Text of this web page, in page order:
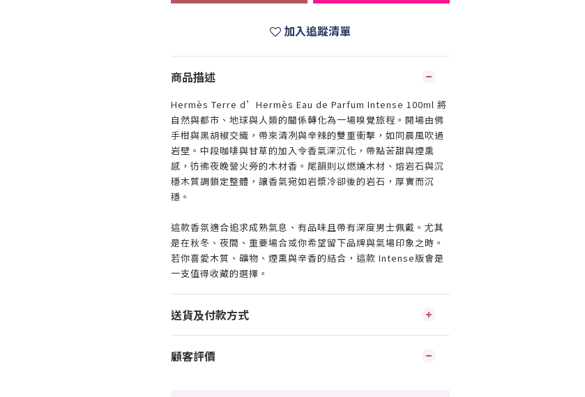
加入追蹤清單
商品描述
Hermès Terre d’Hermès Eau de Parfum Intense 100ml 將
自然與都市、地球與人類的關係轉化為一場嗅覺旅程。開場由佛
手柑與黑胡椒交織，帶來清冽與辛辣的雙重衝擊，如同晨風吹過
岩壁。中段咖啡與甘草的加入令香氣深沉化，帶點苦甜與煙熏
感，彷彿夜晚營火旁的木材香。尾韻則以燃燒木材、熔岩石與沉
穩木質調鎖定整體，讓香氣宛如岩漿冷卻後的岩石，厚實而沉
穩。
這款香氛適合追求成熟氣息、有品味且帶有深度男士佩戴。尤其
是在秋冬、夜間、重要場合或你希望留下品牌與氣場印象之時。
若你喜愛木質、礦物、煙熏與辛香的結合，這款 Intense版會是
一支值得收藏的選擇。
送貨及付款方式
顧客評價